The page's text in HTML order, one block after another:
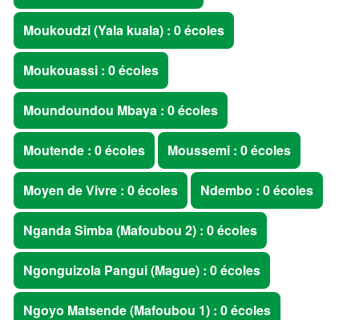
Moukoudzi (Yala kuala) : 0 écoles
Moukouassi : 0 écoles
Moundoundou Mbaya : 0 écoles
Moutende : 0 écoles Moussemi : 0 écoles
Moyen de Vivre : 0 écoles Ndembo : 0 écoles
Nganda Simba (Mafoubou 2) : 0 écoles
Ngonguizola Pangui (Mague) : 0 écoles
Ngoyo Matsende (Mafoubou 1) : 0 écoles